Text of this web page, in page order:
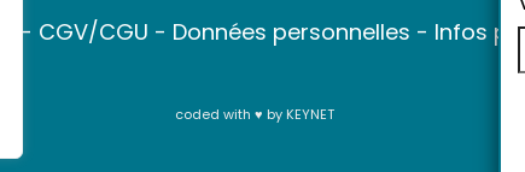
- CGV/CGU - Données personnelles - Infos
coded with ♥ by KEYNET